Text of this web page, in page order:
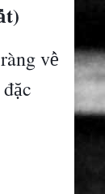
t)
ràng về
đặc